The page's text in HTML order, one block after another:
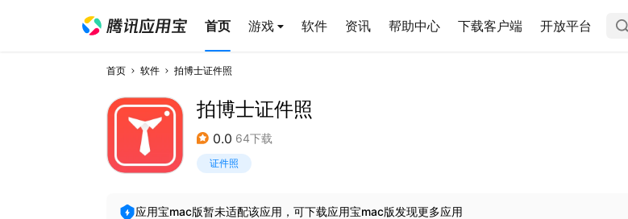
首页 游戏 软件 资讯 帮助中心 下载客户端 开放平台
首页 软件 拍博士证件照
拍博士证件照
0.0 64下载
证件照
应用宝mac版暂未适配该应用，可下载应用宝mac版发现更多应用